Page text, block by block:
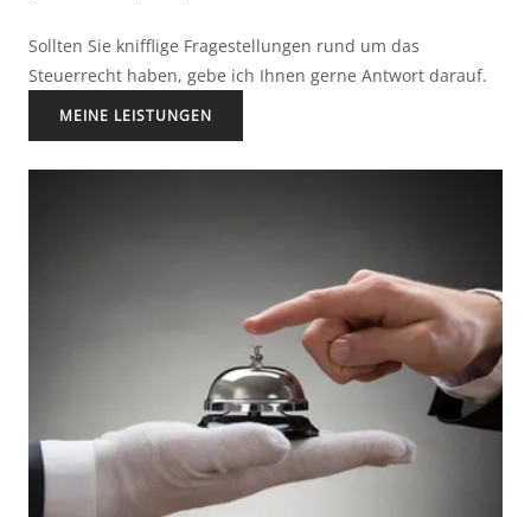
Sollten Sie knifflige Fragestellungen rund um das
Steuerrecht haben, gebe ich Ihnen gerne Antwort darauf.
MEINE LEISTUNGEN